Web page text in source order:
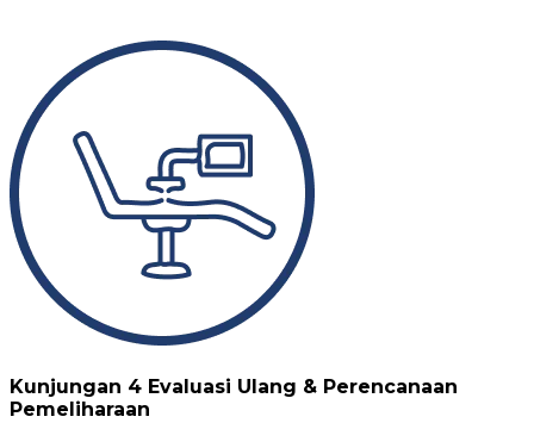
Kunjungan 4 Evaluasi Ulang & Perencanaan
Pemeliharaan